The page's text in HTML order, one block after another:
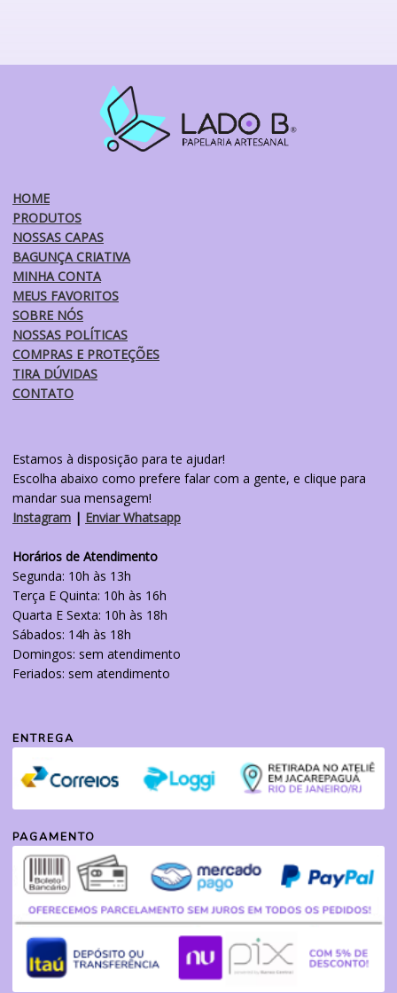
As
ser
escolhidas
HOME
PRODUTOS
NOSSAS CAPAS
BAGUNÇA CRIATIVA
MINHA CONTA
MEUS FAVORITOS
SOBRE NÓS
NOSSAS POLÍTICAS
COMPRAS E PROTEÇÕES
TIRA DÚVIDAS
CONTATO
Estamos à disposição para te ajudar!
Escolha abaixo como prefere falar com a gente, e clique para
mandar sua mensagem!
Instagram | Enviar Whatsapp
Horários de Atendimento
Segunda: 10h às 13h
Terça E Quinta: 10h às 16h
Quarta E Sexta: 10h às 18h
Sábados: 14h às 18h
Domingos: sem atendimento
Feriados: sem atendimento
ENTREGA
PAGAMENTO